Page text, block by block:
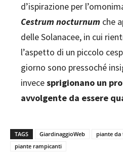
d’ispirazione per
Cestrum nocturnum che
delle Solanacee, in cui
l’aspetto di un piccolo
giorno sono pressoché
invecesprigionano un
avvolgente da essere
TAGS GiardinaggioWeb piante da
piante rampicanti